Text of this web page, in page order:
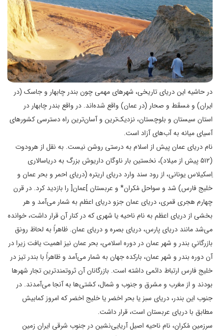
در حاشیه این دریای تاریخی، شهرهای مهمی چون بندر چابهار و جاسک (در
ایران) و مَسقَط و صحار (در عمان) واقع شده‌اند. در واقع بندر چابهار در
استان سیستان و بلوچستان، نزدیک‌ترین و آسان‌ترین راه دسترسی کشورهای
آسیای میانه به آب‌های آزاد است.
نام دریای عمان پیش از اسلام به درستی روشن نیست. به نقل از هرودوت
(۵۱۲ پیش از میلاد)، نخستین بار ناوگان داریوش بزرگ به دریاسالاری
اِسکیلاس یونانی، از رود سند وارد دریای اریتره (دریای احمر و بحر عمان و
خلیج فارس) شد و سواحل مُکران* و عربستان ]عمان[ را بازدید کرد. در قرن
چهارم هجری قمری، دریای عمان جزو دریای اعظم به شمار می‌آمد و هر
بخشی از دریای اعظم به نام ناحیه یا شهری که در کنار آن قرار داشت، خوانده
می‌شد مانند دریای پارس، دریای بصره و دریای عمان. ظاهراً به لحاظ رونق
بازرگانیِ بندر و شهر عمان در دوره اسلامی، بحر عمان نیز اهمیت یافت زیرا در
آن دوره بندر و شهر عمان، بارکده جهان به شمار می‌آمد و ظاهراً با بندر تیز در
خلیج فارس ارتباط دائمی داشته است. بازرگانان آن ثروتمندترین تجار شهرها
بودند و از مغرب و مشرق و جنوب و شمال، کشتی‌ها به آنجا می‌آمدند. در
جنوب این بندر، دریای سبز یا بحر اخضر یا خلیج اخضر که امروز کمابیش
مطابق با دریای عربستان است، قرار داشت.
سرزمین مُکران، نام ناحیه اصیل آریایی‌نشین در جنوب شرقی ایران زمین